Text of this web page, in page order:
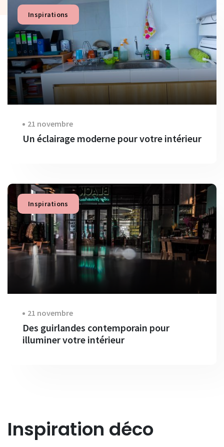
Inspirations
21 novembre
Un éclairage moderne pour votre intérieur
Inspirations
21 novembre
Des guirlandes contemporain pour
illuminer votre intérieur
Inspiration déco